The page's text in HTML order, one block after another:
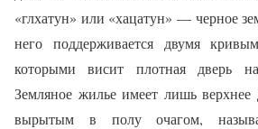
«глхатун» или «хацатун» — черное
него поддерживается двумя
которыми висит плотная дверь
Земляное жилье имеет лишь
вырытым в полу очагом,